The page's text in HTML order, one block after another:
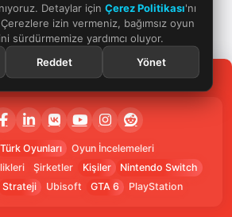
Detaylar için Çerez Politikası'nı
izin vermeniz, bağımsız oyun
sürdürmemize yardımcı oluyor.
Reddet Yönet
Türk Oyunları
Oyun İncelemeleri
Şirketler Kişiler
Nintendo Switch
Strateji Ubisoft GTA 6 PlayStation